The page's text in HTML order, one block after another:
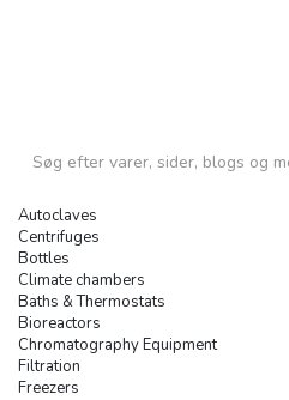
Autoclaves
Centrifuges
Bottles
Climate chambers
Baths & Thermostats
Bioreactors
Chromatography Equipment
Filtration
Freezers